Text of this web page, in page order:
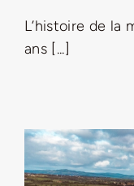
LA ROUTE DES
Rechercher:
L’histoire de la
ans [...]